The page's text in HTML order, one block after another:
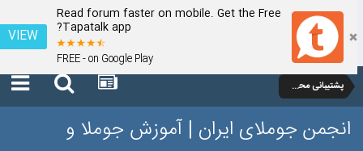
Read forum faster on mobile. Get the Free
Tapatalk app?
FREE - on Google Play
VIEW
پشتیبانی محصولات مارکت
انجمن جوملای ایران | آموزش جوملا و